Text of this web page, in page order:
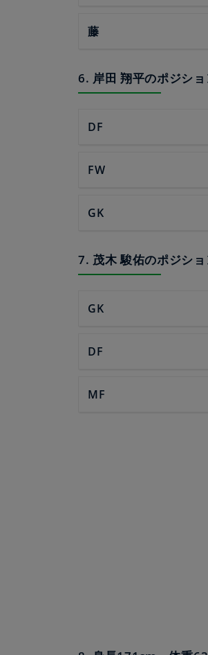
藤
6. 岸田 翔平のポジショ
DF
FW
GK
7. 茂木 駿佑のポジショ
GK
DF
MF